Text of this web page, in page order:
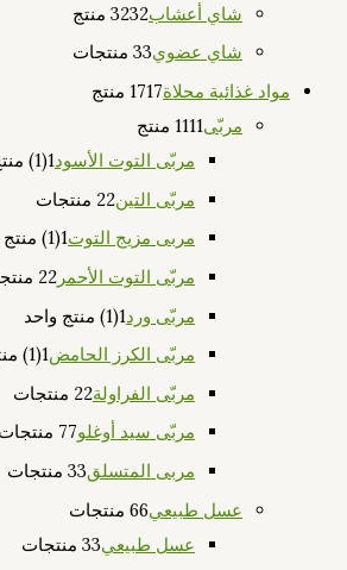
شاي أعشاب
3232 منتج
شاي عضوي 33 منتجات
مواد غذائية محلاة
1717 منتج
مربّى
1111 منتج
مربّى التوت الأسود1(1) منتج واحد
مربّى التين 22 منتجات
مربى مزيج التوت1(1) منتج واحد
مربّى التوت الأحمر
22 منتجات
مربّى ورد1(1) منتج واحد
مربّى الكرز الحامض1(1) منتج واحد
مربّى الفراولة 22 منتجات
مربّى سيد أوغلو 77 منتجات
مربى المتسلق 33 منتجات
عسل طبيعي 66 منتجات
عسل طبيعي 33 منتجات